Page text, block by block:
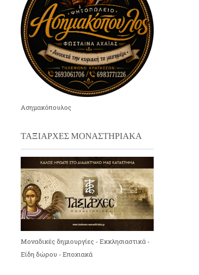
Ασημακόπουλος
ΤΑΞΙΑΡΧΕΣ ΜΟΝΑΣΤΗΡΙΑΚΑ
Μοναδικές δημιουργίες - Εκκλησιαστικά -
Είδη δώρου - Εποχιακά